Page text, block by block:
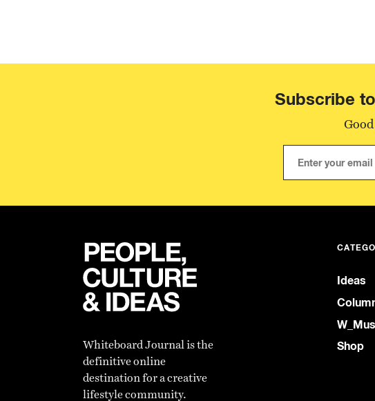
Subscribe
Whiteboard Journal is the
definitive online
destination for a creative
lifestyle community.
Ideas
Shop